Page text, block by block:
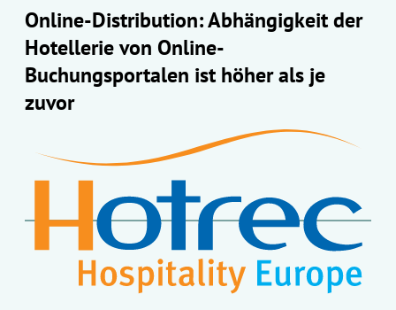
Online-Distribution: Abhängigkeit der
Hotellerie von Online-
Buchungsportalen ist höher als je
zuvor